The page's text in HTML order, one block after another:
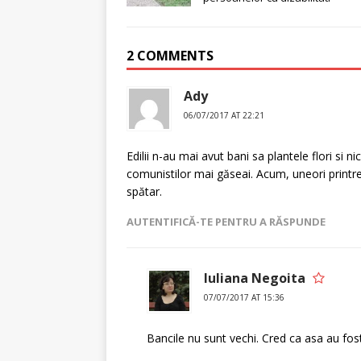
2 COMMENTS
Ady
06/07/2017 AT 22:21
Edilii n-au mai avut bani sa plantele flori si
comunistilor mai găseai. Acum, uneori
spătar.
AUTENTIFICĂ-TE PENTRU A RĂSPUNDE
Iuliana Negoita
07/07/2017 AT 15:36
Bancile nu sunt vechi. Cred ca asa au